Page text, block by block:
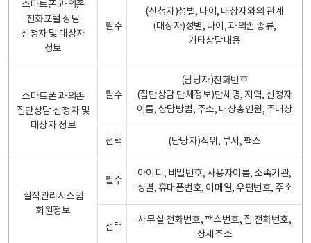
스마트폰 과의존
전화포털 상담
신청자 및 대상자
정보
필수
(신청자)성별, 나이, 대상자와의 관계
(대상자)성별, 나이, 과의존 종류,
기타상담내용
스마트폰 과의존
집단상담 신청자 및
대상자 정보
필수
(담당자)전화번호
(집단상담 단체정보)단체명, 지역, 신청자
이름, 상담방법, 주소, 대상총인원, 주대상
선택 (담당자)직위, 부서, 팩스
실적관리시스템
회원정보
필수
아이디, 비밀번호, 사용자이름, 소속기관,
성별, 휴대폰번호, 이메일, 우편번호, 주소
선택
사무실 전화번호, 팩스번호, 집 전화번호,
상세주소